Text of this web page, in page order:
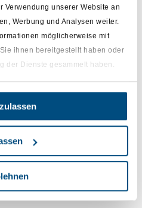
Verwendung unserer Website an
Werbung und Analysen weiter.
möglicherweise mit
ihnen bereitgestellt haben oder
der Dienste gesammelt haben.
Apothekenmarkt in Deutschland
zu heben – und so
gleichermaßen einen
Lösungen schaffen wir echte
TEC